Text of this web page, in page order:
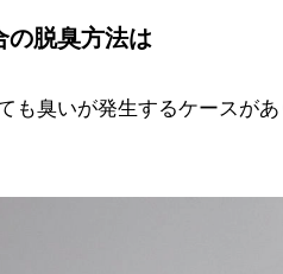
の脱臭方法は
も臭いが発生するケースが